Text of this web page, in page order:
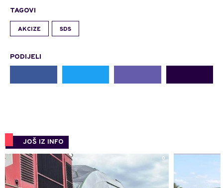
TAGOVI
AKCIZE SDS
PODIJELI
JOŠ IZ INFO
0